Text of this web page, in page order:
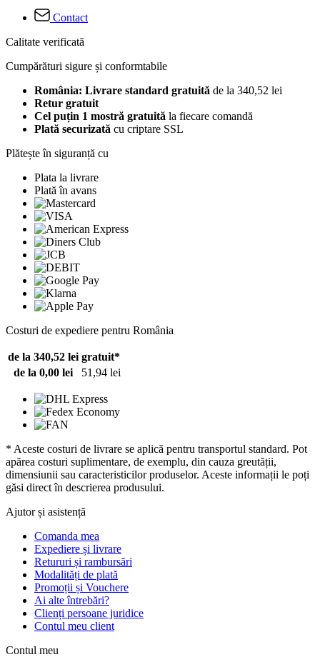
Contact
Calitate verificată
Cumpărături sigure și conformtabile
România: Livrare standard gratuită de la 340,52 lei
Retur gratuit
Cel puțin 1 mostră gratuită la fiecare comandă
Plată securizată cu criptare SSL
Plătește în siguranță cu
Plata la livrare
Plată în avans
Costuri de expediere pentru România
de la 340,52 lei gratuit*
de la 0,00 lei
51,94 lei
* Aceste costuri de livrare se aplică pentru transportul standard. Pot
apărea costuri suplimentare, de exemplu, din cauza greutății,
dimensiunii sau caracteristicilor produselor. Aceste informații le poți
găsi direct în descrierea produsului.
Ajutor și asistență
Comanda mea
Expediere și livrare
Retururi și rambursări
Modalități de plată
Promoții și Vouchere
Ai alte întrebări?
Clienți persoane juridice
Contul meu client
Contul meu